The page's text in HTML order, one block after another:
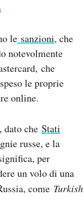
le sanzioni, che
notevolmente
che
le proprie
online.
dato che Stati
russe, e la
per
un volo di una
come Turkish